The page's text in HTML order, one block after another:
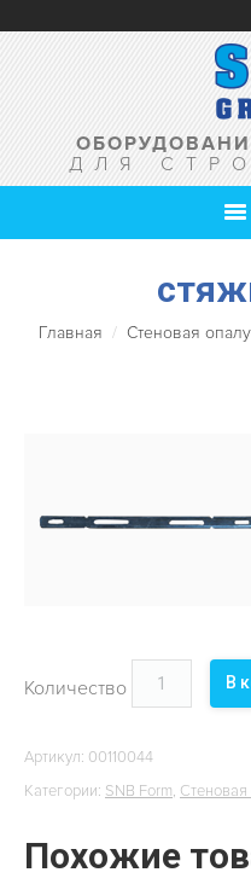
ДЛЯ
О КОМПАНИИ
Главная Стеновая
Количество В
Артикул: 00110044
Категории: SNB Form,
Похожие